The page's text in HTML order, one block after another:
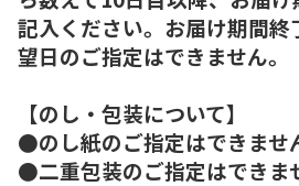
記入ください。お届け期間終
望日のご指定はできません。
【のし・包装について】
●のし紙のご指定はできませ
●二重包装のご指定はできま